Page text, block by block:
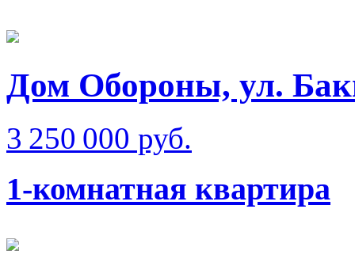
Дом Обороны, ул.
3 250 000 руб.
1-комнатная квартира